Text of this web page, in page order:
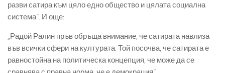
разви сатира към цяло едно общество и цялата социална
система“. И още:
„Радой Ралин пръв обръща внимание, че сатирата навлиза
във всички сфери на културата. Той посочва, че сатирата е
равностойна на политическа концепция, че може да се